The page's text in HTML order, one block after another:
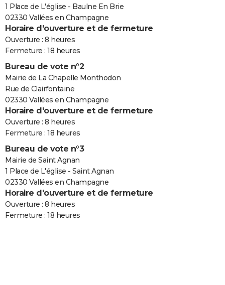
1 Place de L'église - Baulne En Brie
02330 Vallées en Champagne
Horaire d'ouverture et de fermeture
Ouverture : 8 heures
Fermeture : 18 heures
Bureau de vote n°2
Mairie de La Chapelle Monthodon
Rue de Clairfontaine
02330 Vallées en Champagne
Horaire d'ouverture et de fermeture
Ouverture : 8 heures
Fermeture : 18 heures
Bureau de vote n°3
Mairie de Saint Agnan
1 Place de L'église - Saint Agnan
02330 Vallées en Champagne
Horaire d'ouverture et de fermeture
Ouverture : 8 heures
Fermeture : 18 heures